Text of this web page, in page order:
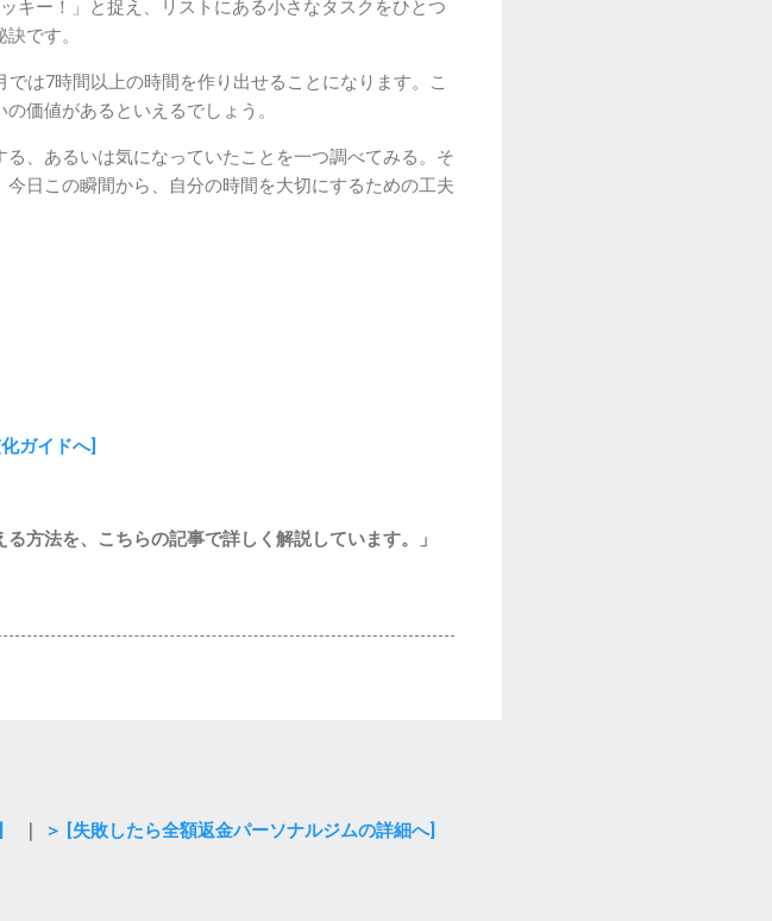
キー！」と捉え、リストにある小さなタスクをひとつ
です。
は7時間以上の時間を作り出せることになります。こ
価値があるといえるでしょう。
、あるいは気になっていたことを一つ調べてみる。そ
日この瞬間から、自分の時間を大切にするための工夫
ガイドへ]
方法を、こちらの記事で詳しく解説しています。」
＞ [失敗したら全額返金パーソナルジムの詳細へ]